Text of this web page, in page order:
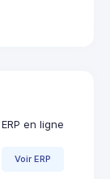
ERP en ligne
Voir ERP